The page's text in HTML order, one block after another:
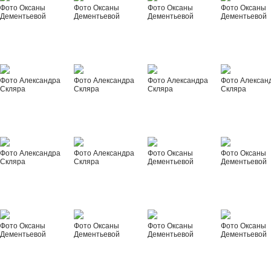
Фото Оксаны
Дементьевой
Фото Оксаны
Дементьевой
Фото Оксаны
Дементьевой
Фото Оксаны
Дементьевой
Фото Александра
Скляра
Фото Александра
Скляра
Фото Александра
Скляра
Фото
Скляра
Фото Александра
Скляра
Фото Александра
Скляра
Фото Оксаны
Дементьевой
Фото Оксаны
Дементьевой
Фото Оксаны
Дементьевой
Фото Оксаны
Дементьевой
Фото Оксаны
Дементьевой
Фото Оксаны
Дементьевой